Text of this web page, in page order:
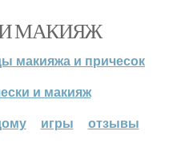
МАКИЯЖ
макияжа и причесок
и макияж
игры отзывы